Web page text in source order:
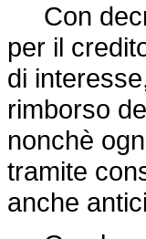
Con
per il
di
rimborso
nonchè
tramite
anche